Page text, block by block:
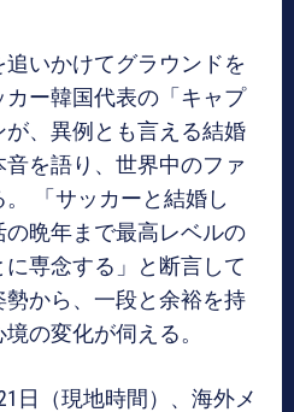
いかけてグラウンドを
ー韓国代表の「キャプ
、異例とも言える結婚
を語り、世界中のファ
「サッカーと結婚し
晩年まで最高レベルの
専念する」と断言して
から、一段と余裕を持
の変化が伺える。
日（現地時間）、海外メ